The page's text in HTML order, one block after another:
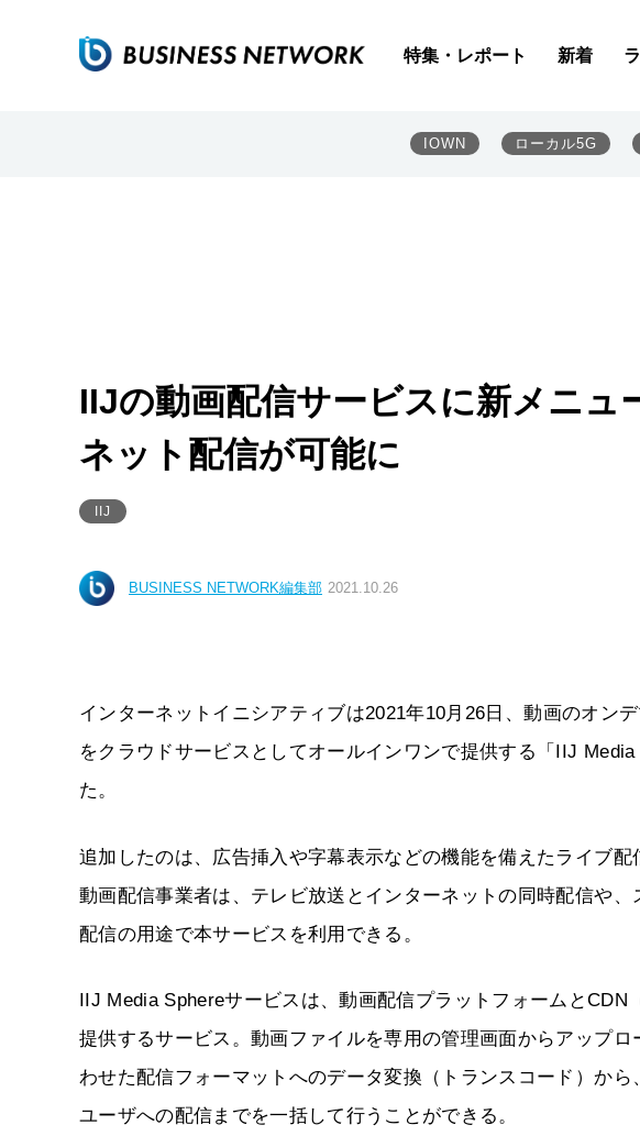
特集・レポート 新着
IOWN ローカル5G
IIJの動画配信サービスに新メニュ
ネット配信が可能に
IIJ
BUSINESS NETWORK編集部 2021.10.26
インターネットイニシアティブは2021年10月26日、動画のオン
をクラウドサービスとしてオールインワンで提供する「IIJ
た。
追加したのは、広告挿入や字幕表示などの機能を備えたライブ
動画配信事業者は、テレビ放送とインターネットの同時配信や
配信の用途で本サービスを利用できる。
IIJ Media Sphereサービスは、動画配信プラットフォームと
提供するサービス。動画ファイルを専用の管理画面からアップ
わせた配信フォーマットへのデータ変換（トランスコード）か
ユーザへの配信までを一括して行うことができる。